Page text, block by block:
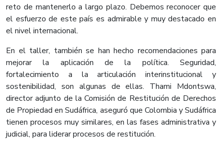
reto de mantenerlo a largo plazo. Debemos reconocer que
el esfuerzo de este país es admirable y muy destacado en
el nivel internacional.
En el taller, también se han hecho recomendaciones para
mejorar la aplicación de la política. Seguridad,
fortalecimiento a la articulación interinstitucional y
sostenibilidad, son algunas de ellas. Thami Mdontswa,
director adjunto de la Comisión de Restitución de Derechos
de Propiedad en Sudáfrica, aseguró que Colombia y Sudáfrica
tienen procesos muy similares, en las fases administrativa y
judicial, para liderar procesos de restitución.